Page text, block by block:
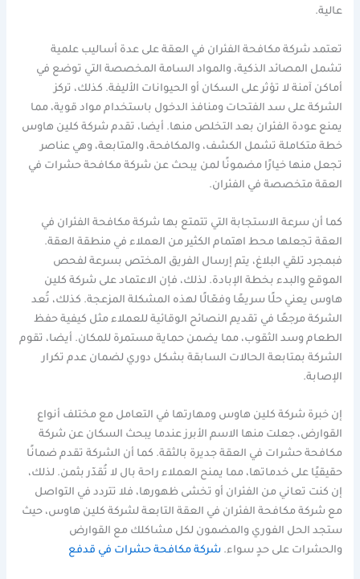
عالية.
تعتمد شركة مكافحة الفئران في العقة على عدة أساليب علمية
تشمل المصائد الذكية، والمواد السامة المخصصة التي توضع في
أماكن آمنة لا تؤثر على السكان أو الحيوانات الأليفة. كذلك، تركز
الشركة على سد الفتحات ومنافذ الدخول باستخدام مواد قوية، مما
يمنع عودة الفئران بعد التخلص منها. أيضا، تقدم شركة كلين هاوس
خطة متكاملة تشمل الكشف، والمكافحة، والمتابعة، وهي عناصر
تجعل منها خيارًا مضمونًا لمن يبحث عن شركة مكافحة حشرات في
العقة متخصصة في الفئران.
كما أن سرعة الاستجابة التي تتمتع بها شركة مكافحة الفئران في
العقة تجعلها محط اهتمام الكثير من العملاء في منطقة العقة.
فبمجرد تلقي البلاغ، يتم إرسال الفريق المختص بسرعة لفحص
الموقع والبدء بخطة الإبادة. لذلك، فإن الاعتماد على شركة كلين
هاوس يعني حلًا سريعًا وفعّالًا لهذه المشكلة المزعجة. كذلك، تُعد
الشركة مرجعًا في تقديم النصائح الوقائية للعملاء مثل كيفية حفظ
الطعام وسد الثقوب، مما يضمن حماية مستمرة للمكان. أيضا، تقوم
الشركة بمتابعة الحالات السابقة بشكل دوري لضمان عدم تكرار
الإصابة.
إن خبرة شركة كلين هاوس ومهارتها في التعامل مع مختلف أنواع
القوارض، جعلت منها الاسم الأبرز عندما يبحث السكان عن شركة
مكافحة حشرات في العقة جديرة بالثقة. كما أن الشركة تقدم ضمانًا
حقيقيًا على خدماتها، مما يمنح العملاء راحة بال لا تُقدّر بثمن. لذلك،
إن كنت تعاني من الفئران أو تخشى ظهورها، فلا تتردد في التواصل
مع شركة مكافحة الفئران في العقة التابعة لشركة كلين هاوس، حيث
ستجد الحل الفوري والمضمون لكل مشاكلك مع القوارض
والحشرات على حدٍ سواء.شركة مكافحة حشرات في قدفع